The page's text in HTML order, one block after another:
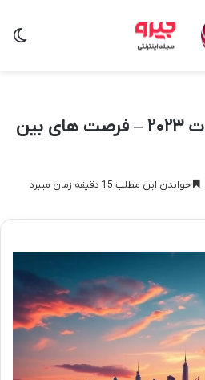
نمایشگاه انرژی امارات ۲۰۲۳ – فرصت های بین
خواندن این مطلب 15 دقیقه زمان میبرد